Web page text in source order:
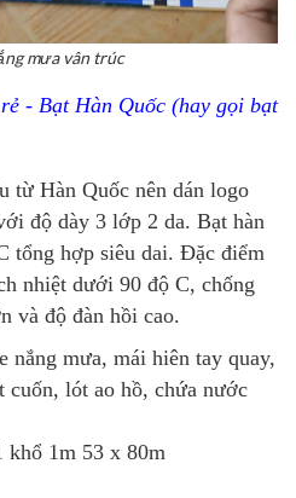
mưa vân trúc
- Bạt Hàn Quốc (hay gọi bạt
từ Hàn Quốc nên dán logo
độ dày 3 lớp 2 da. Bạt hàn
tổng hợp siêu dai. Đặc điểm
nhiệt dưới 90 độ C, chống
và độ đàn hồi cao.
nắng mưa, mái hiên tay quay,
cuốn, lót ao hồ, chứa nước
1m 53 x 80m